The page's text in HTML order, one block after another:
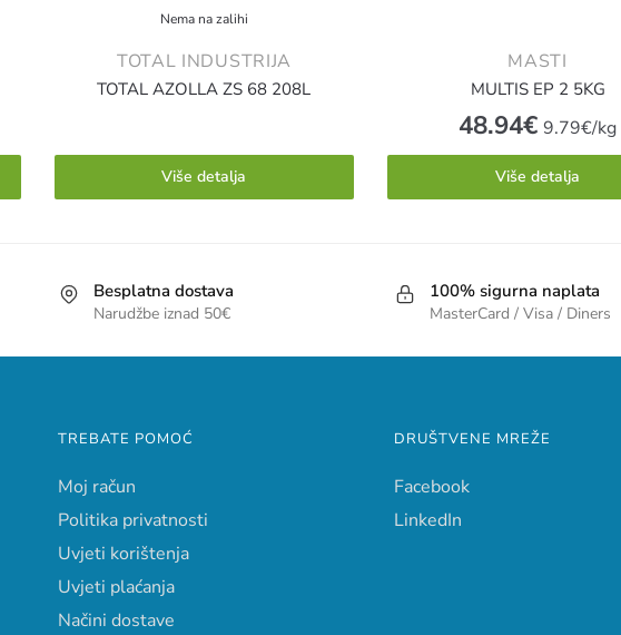
Nema na zalihi
TOTAL INDUSTRIJA
TOTAL AZOLLA ZS 68 208L
Više detalja
MASTI
MULTIS EP 2 5KG
48.94€ 9.79€/kg
Više detalja
Besplatna dostava
Narudžbe iznad 50€
100% sigurna naplata
MasterCard / Visa / Diners
TREBATE POMOĆ
Moj račun
Politika privatnosti
Uvjeti korištenja
Uvjeti plaćanja
Načini dostave
DRUŠTVENE MREŽE
Facebook
LinkedIn